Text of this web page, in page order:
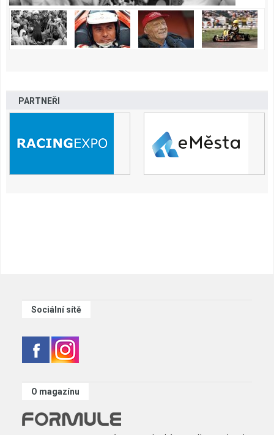
PARTNEŘI
Sociální sítě
O magazínu